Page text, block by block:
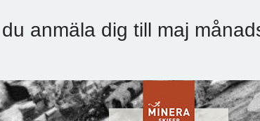
anmäla dig till maj